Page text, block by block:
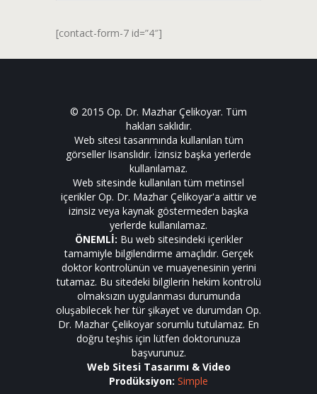
[contact-form-7 id=”4″]
© 2015 Op. Dr. Mazhar Çelikoyar. Tüm
hakları saklıdır.
Web sitesi tasarımında kullanılan tüm
görseller lisanslıdır. İzinsiz başka yerlerde
kullanılamaz.
Web sitesinde kullanılan tüm metinsel
içerikler Op. Dr. Mazhar Çelikoyar'a aittir ve
izinsiz veya kaynak göstermeden başka
yerlerde kullanılamaz.
ÖNEMLİ: Bu web sitesindeki içerikler
tamamiyle bilgilendirme amaçlıdır. Gerçek
doktor kontrolünün ve muayenesinin yerini
tutamaz. Bu sitedeki bilgilerin hekim kontrolü
olmaksızın uygulanması durumunda
oluşabilecek her tür şikayet ve durumdan Op.
Dr. Mazhar Çelikoyar sorumlu tutulamaz. En
doğru teşhis için lütfen doktorunuza
başvurunuz.
Web Sitesi Tasarımı & Video
Prodüksiyon: Simple